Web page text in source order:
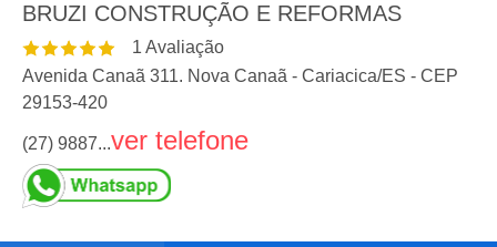
BRUZI CONSTRUÇÃO E REFORMAS
1 Avaliação
Avenida Canaã 311. Nova Canaã - Cariacica/ES - CEP
29153-420
(27) 9887...ver telefone